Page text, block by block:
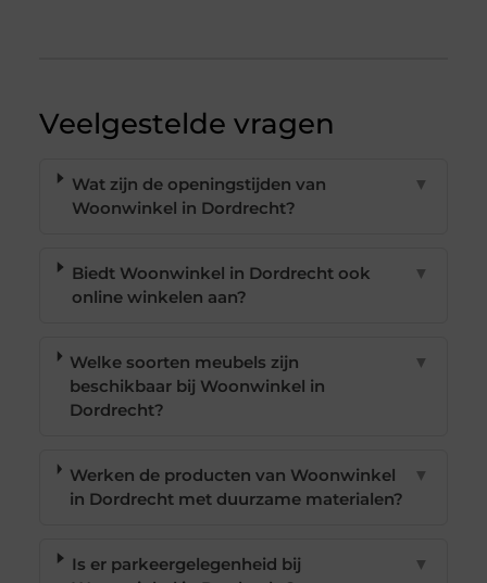
Veelgestelde vragen
Wat zijn de openingstijden van
Woonwinkel in Dordrecht?
▼
Biedt Woonwinkel in Dordrecht ook
online winkelen aan?
▼
Welke soorten meubels zijn
beschikbaar bij Woonwinkel in
Dordrecht?
▼
Werken de producten van Woonwinkel
in Dordrecht met duurzame materialen?
▼
Is er parkeergelegenheid bij
▼